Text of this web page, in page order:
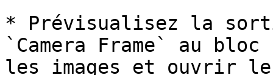
* Prévisualisez la
`Camera Frame` au
les images et ouvrir